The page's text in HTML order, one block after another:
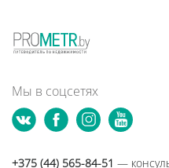
Мы в соцсетях
+375 (44) 565-84-51 —